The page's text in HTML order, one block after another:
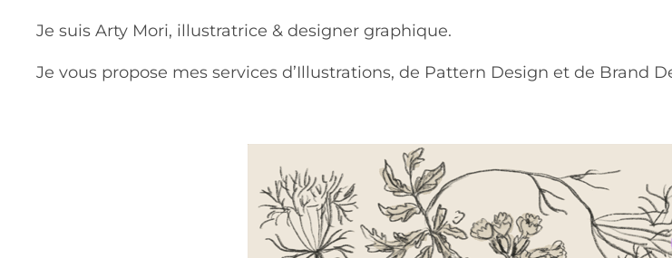
Je suis Arty Mori, illustratrice & designer graphique.
Je vous propose mes services d’Illustrations, de Pattern Design et de Brand